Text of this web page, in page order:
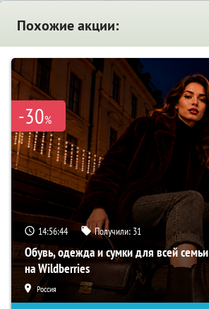
Похожие акции:
-30%
14:56:43 Получили: 31
Обувь, одежда и сумки для всей
на Wildberries
Россия